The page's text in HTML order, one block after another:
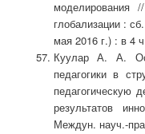
моделирования
глобализации :
мая 2016 г.) : в 4
Куулар А. А.
педагогики в
педагогическую
результатов
Междун. науч.-